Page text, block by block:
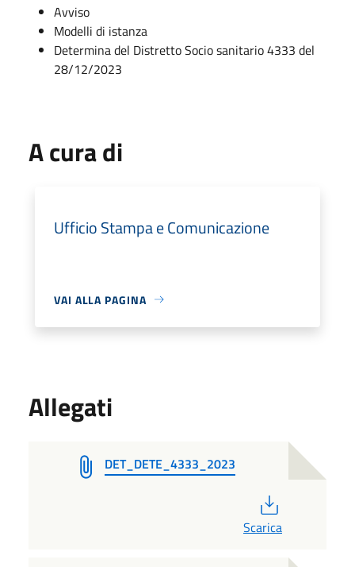
Avviso
Modelli di istanza
Determina del Distretto Socio sanitario 4333 del
28/12/2023
A cura di
Ufficio Stampa e Comunicazione
VAI ALLA PAGINA
Allegati
DET_DETE_4333_2023
Scarica